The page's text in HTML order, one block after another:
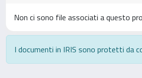
Non ci sono file associati a questo
I documenti in IRIS sono protetti da